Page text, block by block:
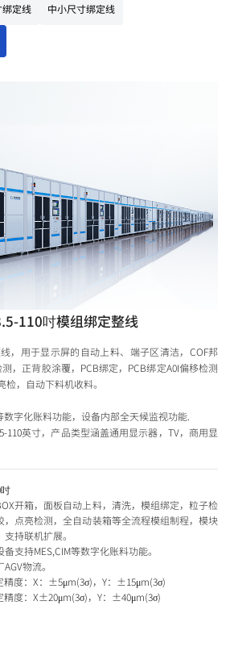
定线 中小尺寸绑定线
110吋模组绑定整线
，用于显示屏的自动上料、端子区清洁，COF邦
，正背胶涂覆，PCB绑定，PCB绑定A0I偏移检测
检，自动下料机收料。
数字化账料功能，设备内部全天候监视功能.
110英寸，产品类型涵盖通用显示器，TV，商用显
开箱，面板自动上料，清洗，模组绑定，粒子检
，点亮检测，全自动装箱等全流程模组制程，模块
支持联机扩展。
支持MES,CIM等数字化账料功能。
物流。
精度：X：±5μm(3σ)，Y：±15μm(3σ)
精度：X±20μm(3σ)，Y：±40μm(3σ)